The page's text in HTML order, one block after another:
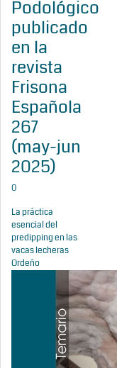
Podológico
publicado
en la
revista
Frisona
Española
267
(may-jun
2025)
0
La práctica
esencial del
predipping en las
vacas lecheras
Ordeño